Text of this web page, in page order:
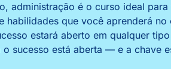
administração é o curso ideal
habilidades que você aprenderá
estará aberto em qualquer
sucesso está aberta — e a chave